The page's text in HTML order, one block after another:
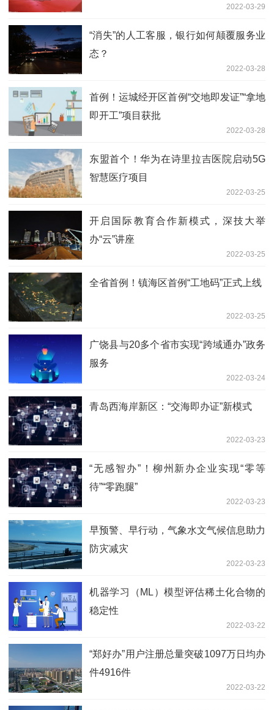
2022-03-29
“消失”的人工客服，银行如何颠覆服务业
态？
2022-03-28
首例！运城经开区首例“交地即发证”“拿地
即开工”项目获批
2022-03-28
东盟首个！华为在诗里拉吉医院启动5G
智慧医疗项目
2022-03-25
开启国际教育合作新模式，深技大举
办“云”讲座
2022-03-25
全省首例！镇海区首例“工地码”正式上线
2022-03-25
广饶县与20多个省市实现“跨域通办”政务
服务
2022-03-24
青岛西海岸新区：“交海即办证”新模式
2022-03-23
“无感智办”！柳州新办企业实现“零等
待”“零跑腿”
2022-03-23
早预警、早行动，气象水文气候信息助力
防灾减灾
2022-03-23
机器学习（ML）模型评估稀土化合物的
稳定性
2022-03-22
“郑好办”用户注册总量突破1097万日均办
件4916件
2022-03-22